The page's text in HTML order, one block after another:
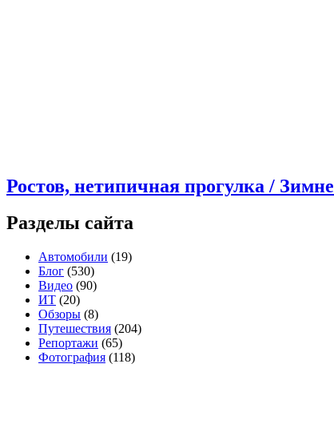
Ростов, нетипичная прогулка /
Разделы сайта
Автомобили (19)
Блог (530)
Видео (90)
ИТ (20)
Обзоры (8)
Путешествия (204)
Репортажи (65)
Фотография (118)